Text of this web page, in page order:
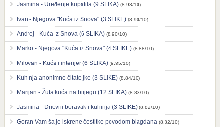
Jasmina - Uređenje kupatila (9 SLIKA) (8.93/10)
Ivan - Njegova "Kuća iz Snova" (3 SLIKE) (8.90/10)
Andrej - Kuća iz Snova (6 SLIKA) (8.90/10)
Marko - Njegova "Kuća iz Snova" (4 SLIKE) (8.88/10)
Milovan - Kuća i interijer (6 SLIKA) (8.85/10)
Kuhinja anonimne čitateljke (3 SLIKE) (8.84/10)
Marijan - Žuta kuća na brijegu (12 SLIKA) (8.83/10)
Jasmina - Dnevni boravak i kuhinja (3 SLIKE) (8.82/10)
Goran Vam šalje iskrene čestitke povodom blagdana (8.82/10)